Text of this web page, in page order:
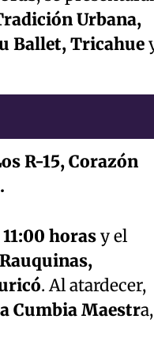
Urbana,
Ballet, Tricahue
R-15, Corazón
11:00 horasy el
. Al atardecer,
Cumbia Maestra,